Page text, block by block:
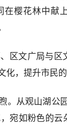
樱花林中献
区文广局与区
，提升市民的
。从观山湖公
宛如粉色的云